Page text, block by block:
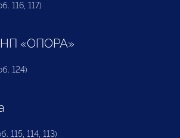
116, 117)
«ОПОРА»
124)
115, 114, 113)